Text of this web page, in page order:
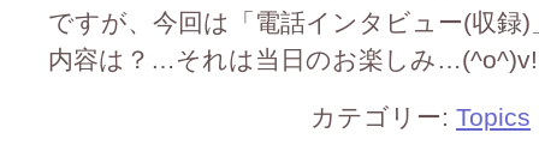
ですが、今回は「電話インタビュー(収録
内容は？…それは当日のお楽しみ
カテゴリー: Topics